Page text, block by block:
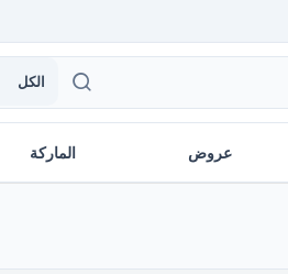
الكل
عروض الماركة